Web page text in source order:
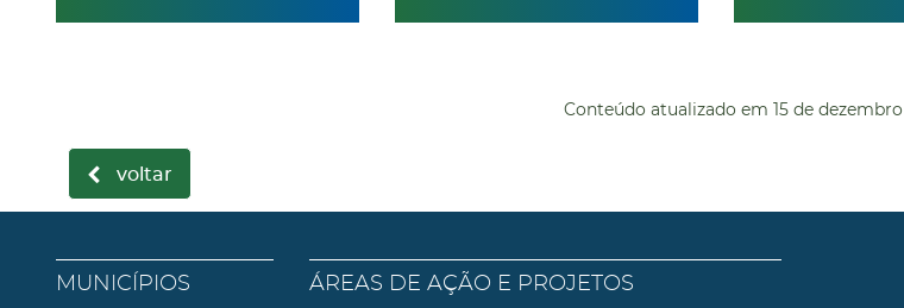
Conteúdo atualizado em 15 de dezembro
voltar
MUNICÍPIOS
ÁREAS DE AÇÃO E PROJETOS